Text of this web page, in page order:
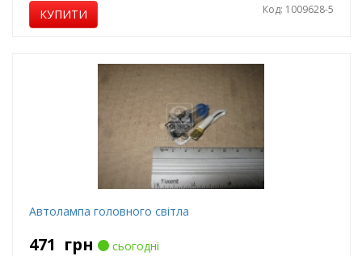
КУПИТИ Код: 1009628-5
Автолампа головного світла
471 грн
сьогодні